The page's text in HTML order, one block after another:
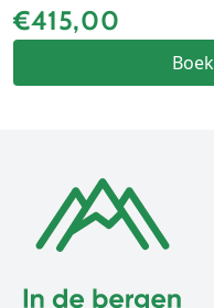
€415,00